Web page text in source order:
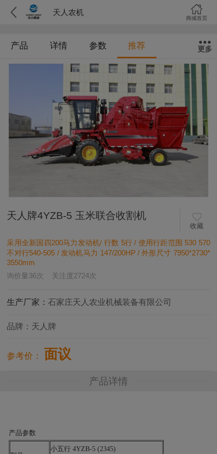
天人农机
商城首页
产品 详情 参数 推荐 更多
天人牌4YZB-5 玉米联合收割机
收藏
采用全新国四200马力发动机/ 行数 5行 / 使用行距范围 530 570
不对行540-505 / 发动机马力 147/200HP / 外形尺寸 7950*2730*
3550mm
询价量 36次 关注度2724次
生产厂家：石家庄天人农业机械装备有限公司
品牌： 天人牌
参考价： 面议
产品详情
产品参数
小五行 4YZB-5 (2345)